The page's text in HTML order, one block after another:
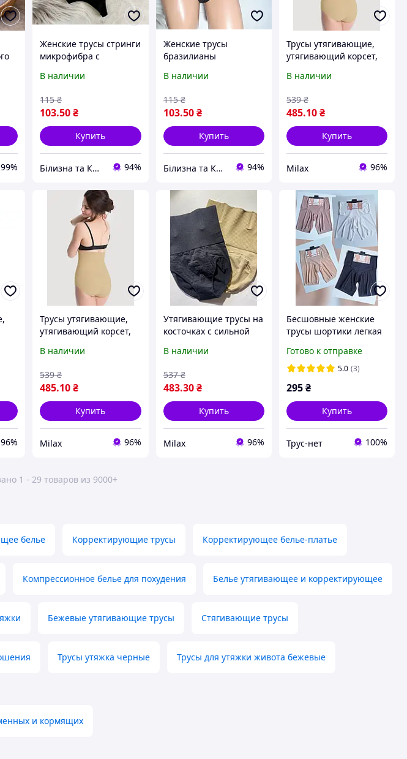
99%
Женские трусы стринги
микрофибра с
50р 2 цвета
В наличии
103.50₴
115 ₴
Купить
Білизна та Краса 94%
Женские трусы
бразилианы
эффектом утяжки
В наличии
103.50 ₴
115 ₴
Купить
Білизна та Краса 94%
Трусы утягивающие,
утягивающий корсет,
В наличии
485.10₴
539 ₴
Купить
Milax 96%
96%
Трусы утягивающие,
утягивающий корсет,
В наличии
485.10₴
539 ₴
Купить
Milax 96%
Утягивающие трусы на
косточках с сильной
трусы, высокая
В наличии
483.30 ₴
537 ₴
Купить
Milax 96%
Бесшовные женские
трусы шортики легкая
высокие L 48 р heat
underwear защита
белый
Готово к отправке
5.0 (3)
295₴
Купить
Трус-нет 100%
1 - 29 товаров из 9000+
белье Корректирующие трусы Корректирующее белье-платье
Компрессионное белье для похудения Белье утягивающее и корректирующее
Бежевые утягивающие трусы Стягивающие трусы
Трусы утяжка черные Трусы для утяжки живота бежевые
и кормящих